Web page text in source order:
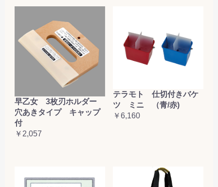
早乙女 3枚刃ホルダー
穴あきタイプ キャップ
付
￥2,057
テラモト 仕切付きバケ
ツ ミニ （青/赤)
￥6,160